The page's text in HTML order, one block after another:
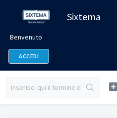
Sixtema
Benvenuto
ACCEDI